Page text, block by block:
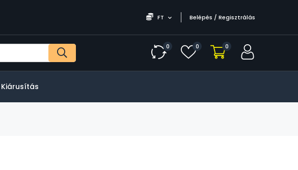
FT Belépés / Regisztrálás
0 0 0
Kiárusítás